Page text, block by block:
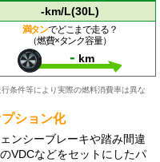
-km/L(30L)
満タンでどこまで走る？
（燃費×タンク容量）
- km
条件等により実際の燃料消費率は異な
ション化
ンシーブレーキや踏み間違
VDCなどをセットにしたパ